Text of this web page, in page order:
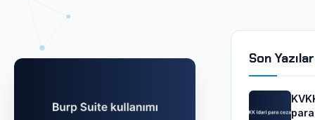
Son Yazılar
para